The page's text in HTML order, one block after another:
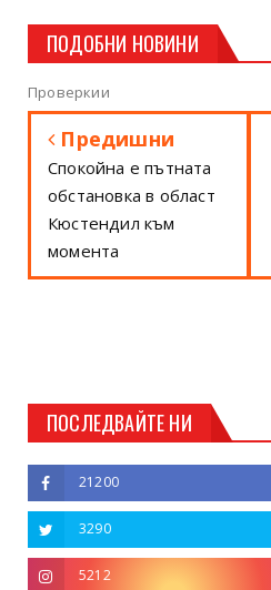
ПОДОБНИ НОВИНИ
Проверкии
Предишни
Спокойна е пътната
обстановка в област
Кюстендил към
момента
ПОСЛЕДВАЙТЕ НИ
21200
3290
5212